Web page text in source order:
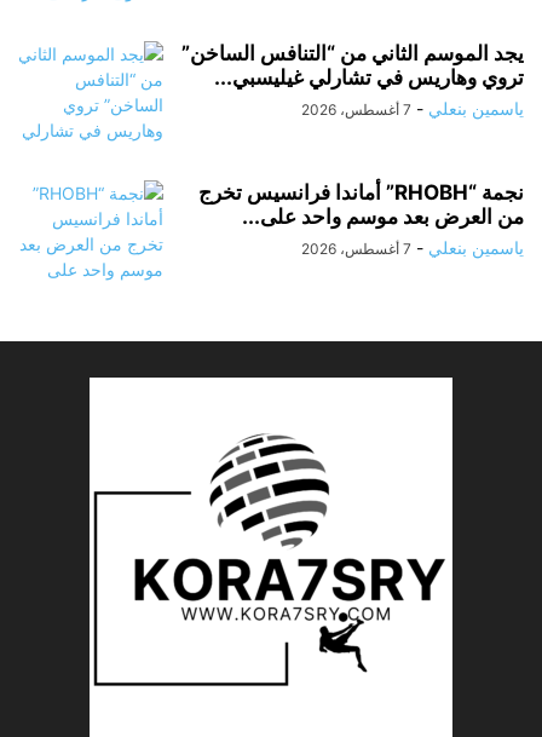
يجد الموسم الثاني من “التنافس الساخن”
تروي وهاريس في تشارلي غيليسبي...
ياسمين بنعلي - 7 أغسطس، 2026
نجمة “RHOBH” أماندا فرانسيس تخرج
من العرض بعد موسم واحد على...
ياسمين بنعلي - 7 أغسطس، 2026